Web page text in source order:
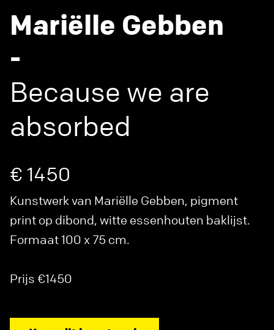
Mariëlle Gebben
-
Because we are
absorbed
€ 1450
Kunstwerk van Mariëlle Gebben, pigment
print op dibond, witte essenhouten baklijst.
Formaat 100 x 75 cm.
Prijs €1450